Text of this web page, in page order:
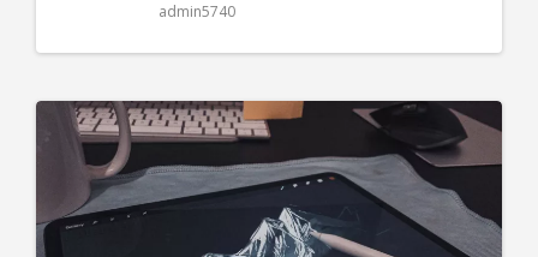
admin5740